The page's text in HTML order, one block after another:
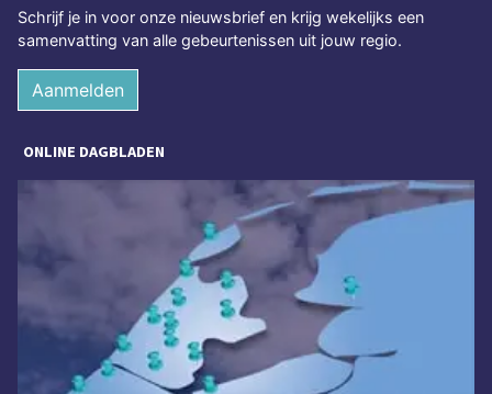
Schrijf je in voor onze nieuwsbrief en krijg wekelijks een
samenvatting van alle gebeurtenissen uit jouw regio.
Aanmelden
ONLINE DAGBLADEN